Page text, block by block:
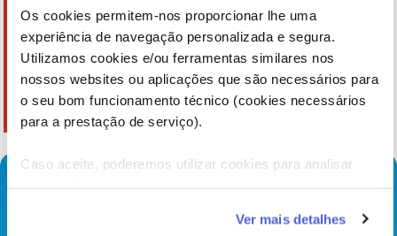
Os cookies permitem-nos proporcionar lhe uma
experiência de navegação personalizada e segura.
Utilizamos cookies e/ou ferramentas similares nos
nossos websites ou aplicações que são necessários para
o seu bom funcionamento técnico (cookies necessários
para a prestação de serviço).
Caso aceite, poderemos utilizar cookies para analisar
funcionalidades (cookies de personalização e
Ver mais detalhes